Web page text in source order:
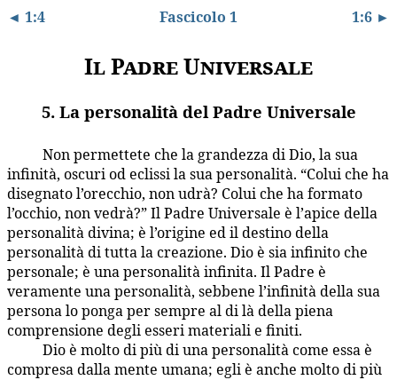
◄ 1:4 Fascicolo 1 1:6 ►
Il Padre Universale
5. La personalità del Padre Universale
Non permettete che la grandezza di Dio, la sua
infinità, oscuri od eclissi la sua personalità. “Colui che ha
disegnato l’orecchio, non udrà? Colui che ha formato
l’occhio, non vedrà?” Il Padre Universale è l’apice della
personalità divina; è l’origine ed il destino della
personalità di tutta la creazione. Dio è sia infinito che
personale; è una personalità infinita. Il Padre è
veramente una personalità, sebbene l’infinità della sua
persona lo ponga per sempre al di là della piena
comprensione degli esseri materiali e finiti.
Dio è molto di più di una personalità come essa è
compresa dalla mente umana; egli è anche molto di più